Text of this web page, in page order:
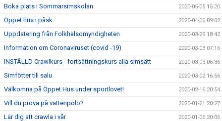
Boka plats i Sommarsimskolan 2020-05-05 15:20
Öppet hus i påsk 2020-04-06 09:02
Uppdatering från Folkhälsomyndigheten 2020-03-29 18:42
Information om Coronaviruset (covid -19) 2020-03-03 07:16
INSTÄLLD Crawlkurs - fortsättningskurs alla simsätt 2020-03-03 06:36
Simfötter till salu 2020-03-02 16:56
Välkomna på Öppet Hus under sportlovet! 2020-02-16 20:54
Vill du prova på vattenpolo? 2020-01-21 20:27
Lär dig att crawla i vår 2020-01-06 20:06